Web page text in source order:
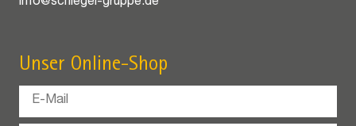
Unser Online-Shop